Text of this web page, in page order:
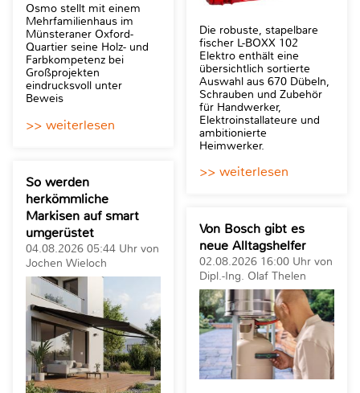
Osmo stellt mit einem
Mehrfamilienhaus im
Münsteraner Oxford-
Quartier seine Holz- und
Farbkompetenz bei
Großprojekten
eindrucksvoll unter
Beweis
>> weiterlesen
So werden
herkömmliche
Markisen auf smart
umgerüstet
04.08.2026 05:44 Uhr von
Jochen Wieloch
Die robuste, stapelbare
fischer L-BOXX 102
Elektro enthält eine
übersichtlich sortierte
Auswahl aus 670 Dübeln,
Schrauben und Zubehör
für Handwerker,
Elektroinstallateure und
ambitionierte
Heimwerker.
>> weiterlesen
Von Bosch gibt es
neue Alltagshelfer
02.08.2026 16:00 Uhr von
Dipl.-Ing. Olaf Thelen